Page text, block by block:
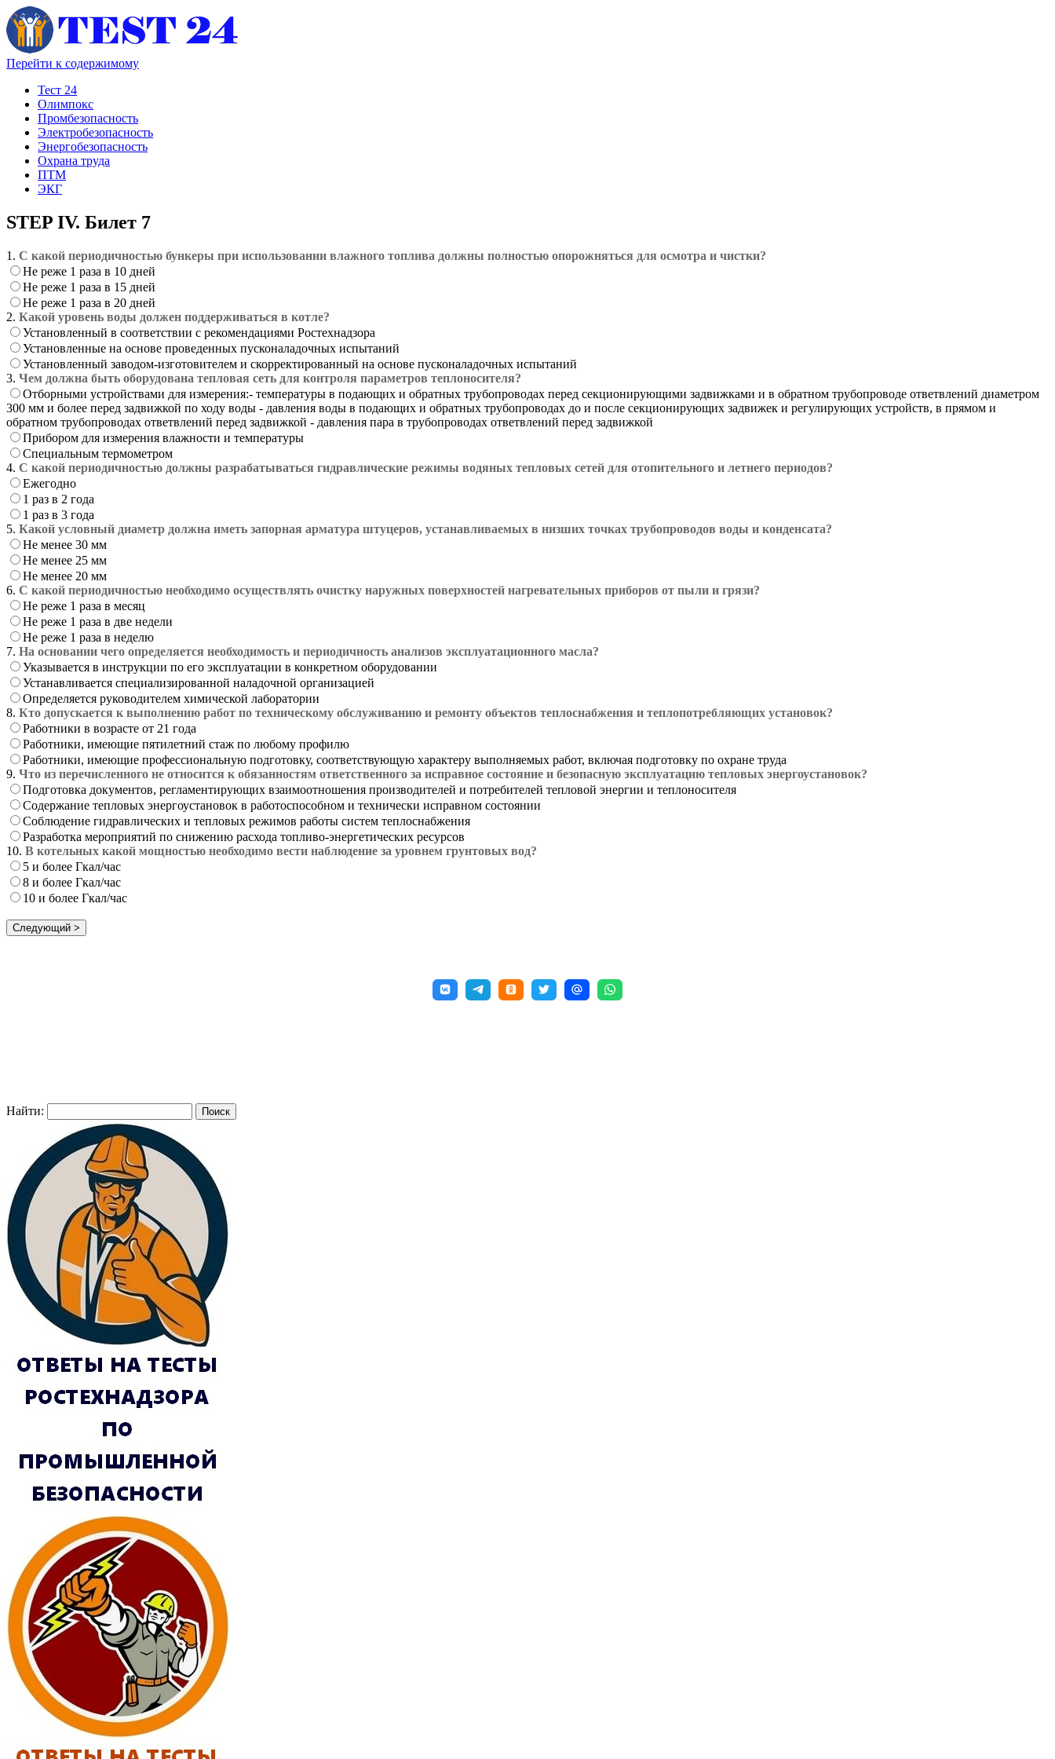
Перейти к содержимому
Тест 24
Олимпокс
Промбезопасность
Электробезопасность
Энергобезопасность
Охрана труда
ПТМ
ЭКГ
STEP IV. Билет 7
1. С какой периодичностью бункеры при использовании влажного топлива должны полностью опорожняться для осмотра и чистки?
Не реже 1 раза в 10 дней
Не реже 1 раза в 15 дней
Не реже 1 раза в 20 дней
2. Какой уровень воды должен поддерживаться в котле?
Установленный в соответствии с рекомендациями Ростехнадзора
Установленные на основе проведенных пусконаладочных испытаний
Установленный заводом-изготовителем и скорректированный на основе пусконаладочных испытаний
3. Чем должна быть оборудована тепловая сеть для контроля параметров теплоносителя?
Отборными устройствами для измерения:- температуры в подающих и обратных трубопроводах перед секционирующими задвижками и в обратном трубопроводе ответвлений диаметром
300 мм и более перед задвижкой по ходу воды - давления воды в подающих и обратных трубопроводах до и после секционирующих задвижек и регулирующих устройств, в прямом и
обратном трубопроводах ответвлений перед задвижкой - давления пара в трубопроводах ответвлений перед задвижкой
Прибором для измерения влажности и температуры
Специальным термометром
4. С какой периодичностью должны разрабатываться гидравлические режимы водяных тепловых сетей для отопительного и летнего периодов?
Ежегодно
1 раз в 2 года
1 раз в 3 года
5. Какой условный диаметр должна иметь запорная арматура штуцеров, устанавливаемых в низших точках трубопроводов воды и конденсата?
Не менее 30 мм
Не менее 25 мм
Не менее 20 мм
6. С какой периодичностью необходимо осуществлять очистку наружных поверхностей нагревательных приборов от пыли и грязи?
Не реже 1 раза в месяц
Не реже 1 раза в две недели
Не реже 1 раза в неделю
7. На основании чего определяется необходимость и периодичность анализов эксплуатационного масла?
Указывается в инструкции по его эксплуатации в конкретном оборудовании
Устанавливается специализированной наладочной организацией
Определяется руководителем химической лаборатории
8. Кто допускается к выполнению работ по техническому обслуживанию и ремонту объектов теплоснабжения и теплопотребляющих установок?
Работники в возрасте от 21 года
Работники, имеющие пятилетний стаж по любому профилю
Работники, имеющие профессиональную подготовку, соответствующую характеру выполняемых работ, включая подготовку по охране труда
9. Что из перечисленного не относится к обязанностям ответственного за исправное состояние и безопасную эксплуатацию тепловых энергоустановок?
Подготовка документов, регламентирующих взаимоотношения производителей и потребителей тепловой энергии и теплоносителя
Содержание тепловых энергоустановок в работоспособном и технически исправном состоянии
Соблюдение гидравлических и тепловых режимов работы систем теплоснабжения
Разработка мероприятий по снижению расхода топливо-энергетических ресурсов
10. В котельных какой мощностью необходимо вести наблюдение за уровнем грунтовых вод?
5 и более Гкал/час
8 и более Гкал/час
10 и более Гкал/час
Найти: